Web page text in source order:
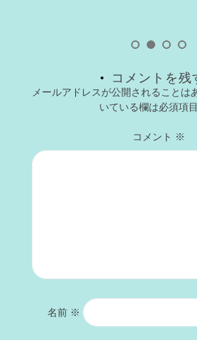
コメントを残
メールアドレスが公開されることは
いている欄は必須項
コメント ※
名前 ※